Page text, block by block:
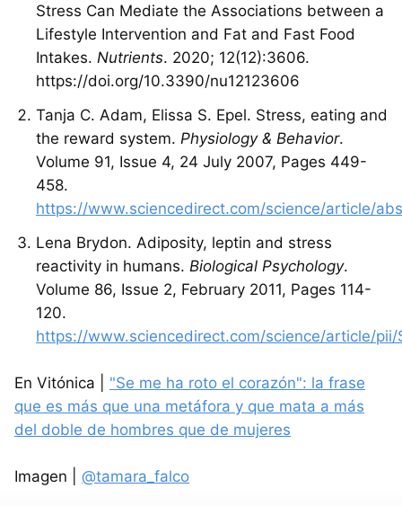
Stress Can Mediate the Associations between a
Lifestyle Intervention and Fat and Fast Food
Intakes. Nutrients. 2020; 12(12):3606.
https://doi.org/10.3390/nu12123606
Tanja C. Adam, Elissa S. Epel. Stress, eating and
the reward system. Physiology & Behavior.
Volume 91, Issue 4, 24 July 2007, Pages 449-
458.
https://www.sciencedirect.com/science/article/
Lena Brydon. Adiposity, leptin and stress
reactivity in humans. Biological Psychology.
Volume 86, Issue 2, February 2011, Pages 114-
120.
https://www.sciencedirect.com/science/article/pii/
En Vitónica | "Se me ha roto el corazón": la frase
que es más que una metáfora y que mata a más
del doble de hombres que de mujeres
Imagen | @tamara_falco